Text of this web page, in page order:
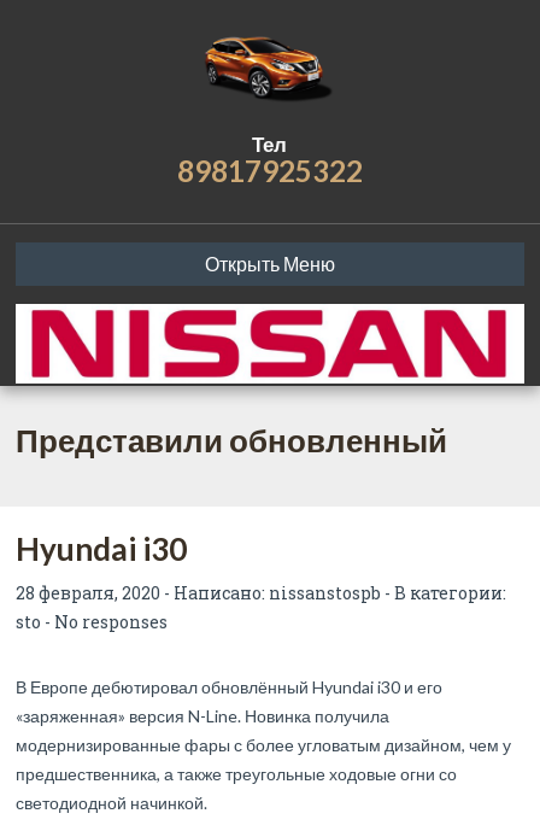
Тел
89817925322
Открыть Меню
Представили обновленный
Hyundai i30
28 февраля, 2020 - Написано: nissanstospb - В категории:
sto - No responses
В Европе дебютировал обновлённый Hyundai i30 и его
«заряженная» версия N-Line. Новинка получила
модернизированные фары с более угловатым дизайном, чем у
предшественника, а также треугольные ходовые огни со
светодиодной начинкой.